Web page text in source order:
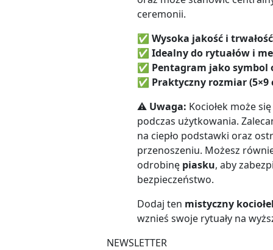
ceremonii.
✅ Wysoka jakość i trwałość
✅ Idealny do rytuałów i
✅ Pentagram jako symbol
✅ Praktyczny rozmiar (5×9
⚠ Uwaga: Kociołek może
podczas użytkowania.
na ciepło podstawki oraz
przenoszeniu. Możesz
odrobinę piasku, aby
bezpieczeństwo.
Dodaj ten mistyczny
wznieś swoje rytuały na
NEWSLETTER